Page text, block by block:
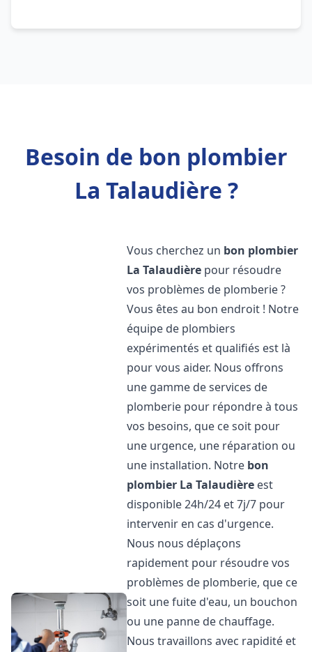
Besoin de bon plombier
La Talaudière ?
Vous cherchez un bon plombier
La Talaudière pour résoudre
vos problèmes de plomberie ?
Vous êtes au bon endroit ! Notre
équipe de plombiers
expérimentés et qualifiés est là
pour vous aider. Nous offrons
une gamme de services de
plomberie pour répondre à tous
vos besoins, que ce soit pour
une urgence, une réparation ou
une installation. Notre bon
plombier La Talaudière est
disponible 24h/24 et 7j/7 pour
intervenir en cas d'urgence.
Nous nous déplaçons
rapidement pour résoudre vos
problèmes de plomberie, que ce
soit une fuite d'eau, un bouchon
ou une panne de chauffage.
Nous travaillons avec rapidité et